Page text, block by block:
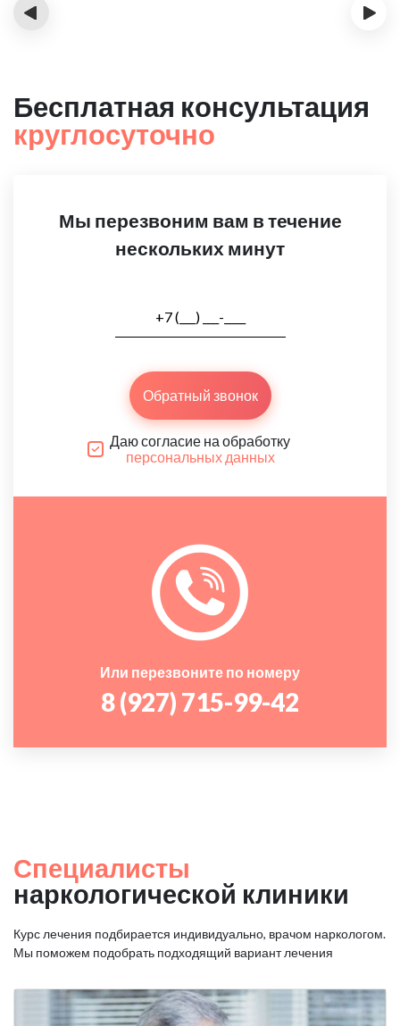
‹ ›
Бесплатная консультация
круглосуточно
Мы перезвоним вам в течение
нескольких минут
Обратный звонок
Даю согласие на обработку
персональных данных
Или перезвоните по номеру
8 (927) 715-99-42
Специалисты
наркологической клиники
Курс лечения подбирается индивидуально, врачом наркологом.
Мы поможем подобрать подходящий вариант лечения